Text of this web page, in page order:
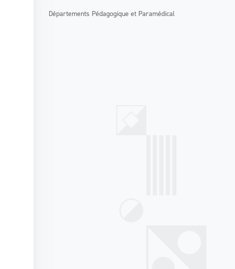
Départements Pédagogique et Paramédical